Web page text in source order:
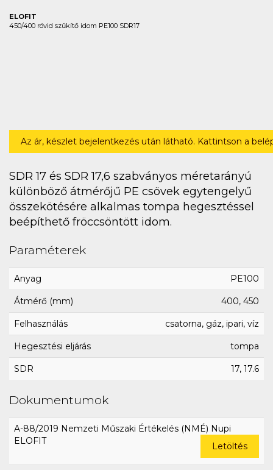
ELOFIT
450/400 rövid szűkítő idom PE100 SDR17
Az ár, készlet bejelentkezés után látható. Kattintson a
SDR 17 és SDR 17,6 szabványos méretarányú
különböző átmérőjű PE csövek egytengelyű
összekötésére alkalmas tompa hegesztéssel
beépíthető fröccsöntött idom.
Paraméterek
Anyag PE100
Átmérő (mm) 400, 450
Felhasználás csatorna, gáz, ipari, víz
Hegesztési eljárás tompa
SDR 17, 17.6
Dokumentumok
A-88/2019 Nemzeti Műszaki Értékelés (NMÉ) Nupi
ELOFIT
Letöltés